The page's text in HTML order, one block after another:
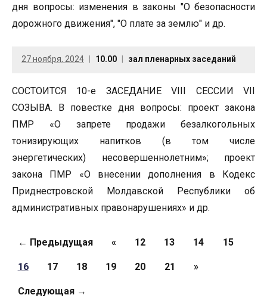
дня вопросы: изменения в законы "О безопасности
дорожного движения", "О плате за землю" и др.
27 ноября, 2024 10.00 зал пленарных заседаний
СОСТОИТСЯ 10-е ЗАСЕДАНИЕ VIII СЕССИИ VII
СОЗЫВА. В повестке дня вопросы: проект закона
ПМР «О запрете продажи безалкогольных
тонизирующих напитков (в том числе
энергетических) несовершеннолетним»; проект
закона ПМР «О внесении дополнения в Кодекс
Приднестровской Молдавской Республики об
административных правонарушениях» и др.
Страницы
← Предыдущая « 12 13 14 15
16 17 18 19 20 21 »
Следующая →